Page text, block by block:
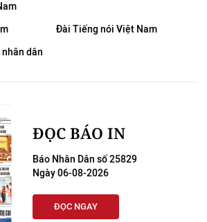
Đài Tiếng nói Việt Nam
dân
ĐỌC BÁO IN
Báo Nhân Dân số 25829
Ngày 06-08-2026
ĐỌC NGAY